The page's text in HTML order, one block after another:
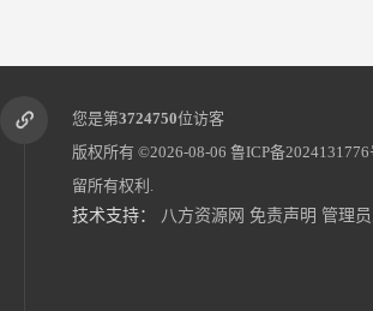
您是第3724750位访客
版权所有 ©2026-08-06 鲁ICP备2024131776
留所有权利.
技术支持： 八方资源网 免责声明 管理